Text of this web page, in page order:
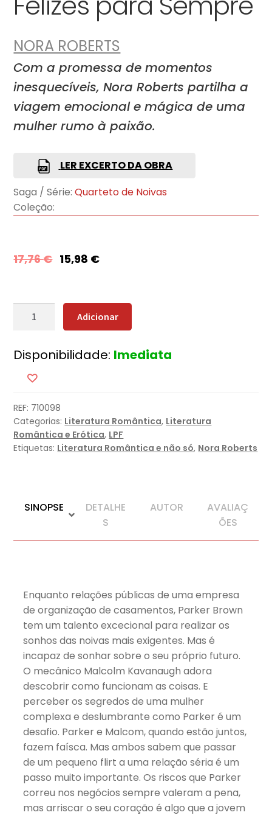
NORA ROBERTS
Com a promessa de momentos
inesquecíveis, Nora Roberts partilha a
viagem emocional e mágica de uma
mulher rumo à paixão.
LER EXCERTO DA OBRA
Saga / Série: Quarteto de Noivas
Coleção:
17,76€ 15,98 €
Quantidade
para
Sempre
Adicionar
Disponibilidade: Imediata
REF: 710098
Categorias: Literatura Romântica, Literatura
Romântica e Erótica, LPF
Etiquetas: Literatura Romântica e não só, Nora Roberts
SINOPSE
DETALHE
S
AUTOR
AVALIAÇ
ÕES
Enquanto relações públicas de uma empresa
de organização de casamentos, Parker Brown
tem um talento excecional para realizar os
sonhos das noivas mais exigentes. Mas é
incapaz de sonhar sobre o seu próprio futuro.
O mecânico Malcolm Kavanaugh adora
descobrir como funcionam as coisas. E
perceber os segredos de uma mulher
complexa e deslumbrante como Parker é um
desafio. Parker e Malcom, quando estão juntos,
fazem faísca. Mas ambos sabem que passar
de um pequeno flirt a uma relação séria é um
passo muito importante. Os riscos que Parker
correu nos negócios sempre valeram a pena,
mas arriscar o seu coração é algo que a jovem